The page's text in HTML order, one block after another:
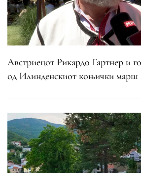
Австриецот Рикардо Гартнер и
од Илинденскиот коњички